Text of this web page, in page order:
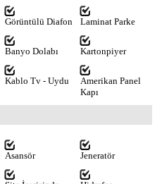
Görüntülü Diafon Laminat Parke
Banyo Dolabı Kartonpiyer
Kablo Tv - Uydu
Amerikan Panel
Kapı
Asansör Jeneratör